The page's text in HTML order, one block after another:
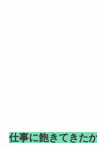
仕事に飽きてきた